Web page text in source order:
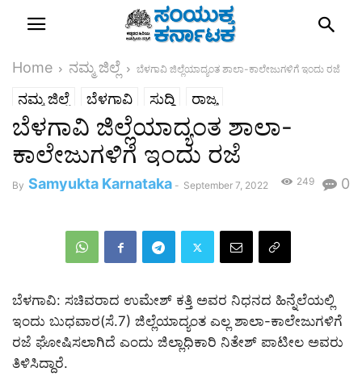
Home ನಮ್ಮ ಜಿಲ್ಲೆ ಬೆಳಗಾವಿ ಜಿಲ್ಲೆಯಾದ್ಯಂತ ಶಾಲಾ-ಕಾಲೇಜುಗಳಿಗೆ ಇಂದು ರಜೆ
ನಮ್ಮ ಜಿಲ್ಲೆ ಬೆಳಗಾವಿ ಸುದ್ದಿ ರಾಜ್ಯ
ಬೆಳಗಾವಿ ಜಿಲ್ಲೆಯಾದ್ಯಂತ ಶಾಲಾ-
ಕಾಲೇಜುಗಳಿಗೆ ಇಂದು ರಜೆ
By Samyukta Karnataka - September 7, 2022 0
249
ಬೆಳಗಾವಿ: ಸಚಿವರಾದ ಉಮೇಶ್ ಕತ್ತಿ ಅವರ ನಿಧನದ ಹಿನ್ನೆಲೆಯಲ್ಲಿ
ಇಂದು ಬುಧವಾರ(ಸೆ.7) ಜಿಲ್ಲೆಯಾದ್ಯಂತ ಎಲ್ಲ ಶಾಲಾ-ಕಾಲೇಜುಗಳಿಗೆ
ರಜೆ ಘೋಷಿಸಲಾಗಿದೆ ಎಂದು ಜಿಲ್ಲಾಧಿಕಾರಿ ನಿತೇಶ್ ಪಾಟೀಲ ಅವರು
ತಿಳಿಸಿದ್ದಾರೆ.